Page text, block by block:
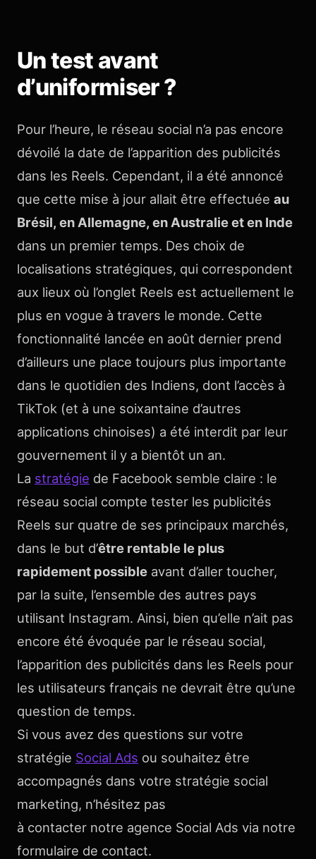
Un test avant
d’uniformiser ?
Pour l’heure, le réseau social n’a pas encore
dévoilé la date de l’apparition des publicités
dans les Reels. Cependant, il a été annoncé
que cette mise à jour allait être effectuée au
Brésil, en Allemagne, en Australie et en Inde
dans un premier temps. Des choix de
localisations stratégiques, qui correspondent
aux lieux où l’onglet Reels est actuellement le
plus en vogue à travers le monde. Cette
fonctionnalité lancée en août dernier prend
d’ailleurs une place toujours plus importante
dans le quotidien des Indiens, dont l’accès à
TikTok (et à une soixantaine d’autres
applications chinoises) a été interdit par leur
gouvernement il y a bientôt un an.
La stratégie de Facebook semble claire : le
réseau social compte tester les publicités
Reels sur quatre de ses principaux marchés,
dans le but d’être rentable le plus
rapidement possible avant d’aller toucher,
par la suite, l’ensemble des autres pays
utilisant Instagram. Ainsi, bien qu’elle n’ait pas
encore été évoquée par le réseau social,
l’apparition des publicités dans les Reels pour
les utilisateurs français ne devrait être qu’une
question de temps.
Si vous avez des questions sur votre
stratégie Social Ads ou souhaitez être
accompagnés dans votre stratégie social
marketing, n’hésitez pas
à contacter notre agence Social Ads via notre
formulaire de contact.